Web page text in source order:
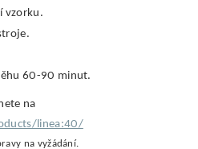
vzorku.
60-90 minut.
na
linea:40/
na vyžádání.